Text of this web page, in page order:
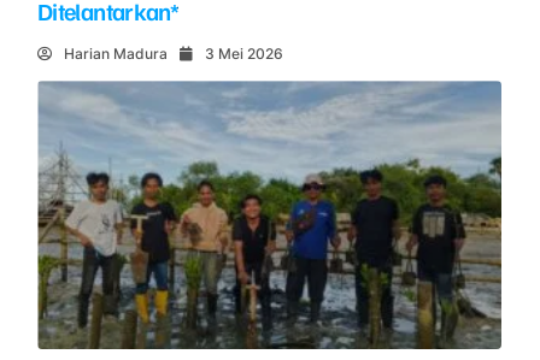
Ditelantarkan*
Harian Madura 3 Mei 2026